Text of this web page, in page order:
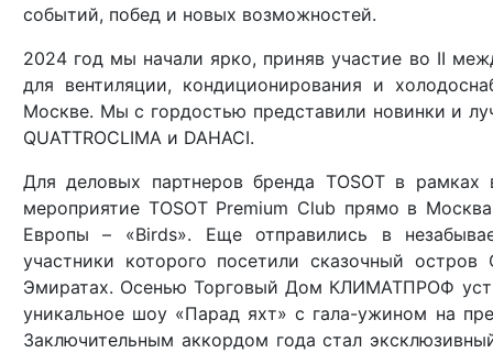
событий, побед и новых возможностей.
2024 год мы начали ярко, приняв участие во II
для вентиляции, кондиционирования и
Москве. Мы с гордостью представили новинки и
QUATTROCLIMA и DAHACI.
Для деловых партнеров бренда TOSOT в
мероприятие TOSOT Premium Club прямо в
Европы – «Birds». Еще отправились в
участники которого посетили сказочный
Эмиратах. Осенью Торговый Дом КЛИМАТПРОФ
уникальное шоу «Парад яхт» с гала-ужином на
Заключительным аккордом года стал